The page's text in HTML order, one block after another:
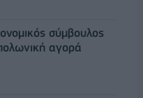
σύμβουλος
αγορά